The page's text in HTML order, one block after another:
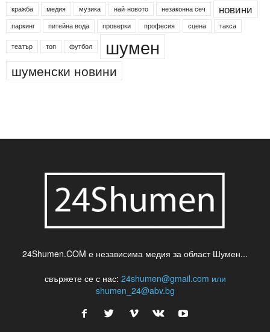
кражба медия музика най-новото незаконна сеч новини
паркинг питейна вода проверки професия сцена такса
театър топ футбол шумен
шуменски новини
24Shumen.COM е независима медия за област Шумен...
свържете се с нас: 24shumen@gmail.com или
shumen_24@abv.bg